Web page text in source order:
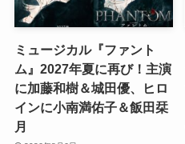
ミュージカル『ファント
ム』2027年夏に再び！主演
に加藤和樹＆城田優、ヒロ
インに小南満佑子＆飯田栞
月